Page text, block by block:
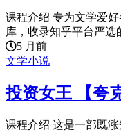
课程介绍 专为文学爱
库，收录知乎平台严选
5 月前
文学小说
投资女王 【夸
课程介绍 这是一部既